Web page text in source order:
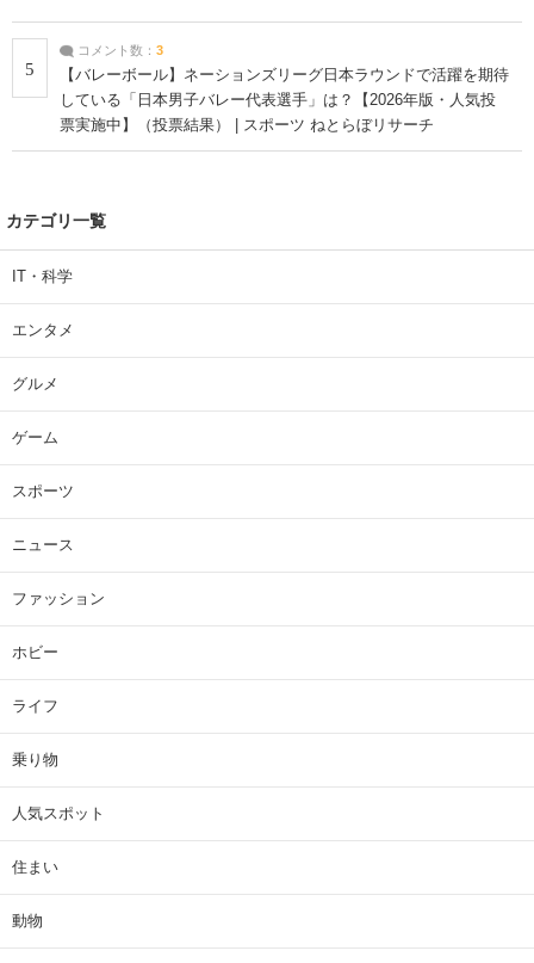
5
コメント数： 3
【バレーボール】ネーションズリーグ日本ラウンドで活躍を期待
している「日本男子バレー代表選手」は？【2026年版・人気投
票実施中】（投票結果） | スポーツ ねとらぼリサーチ
カテゴリ一覧
IT・科学
エンタメ
グルメ
ゲーム
スポーツ
ニュース
ファッション
ホビー
ライフ
乗り物
人気スポット
住まい
動物